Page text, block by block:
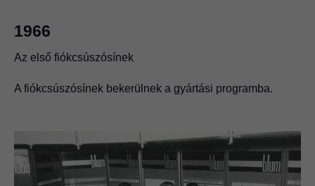
1966
Az első fiókcsúszósínek
A fiókcsúszósínek bekerülnek a gyártási programba.